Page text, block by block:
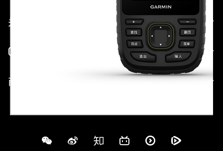
关于 GARMIN
GARMIN 网站
商业合作